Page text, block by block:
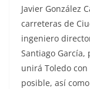
Javier González
carreteras de
ingeniero
Santiago García,
unirá Toledo
posible, así